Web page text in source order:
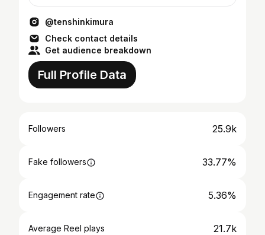
@tenshinkimura
Check contact details
Get audience breakdown
Full Profile Data
Followers 25.9k
Fake followers 33.77%
Engagement rate 5.36%
Average Reel plays 21.7k